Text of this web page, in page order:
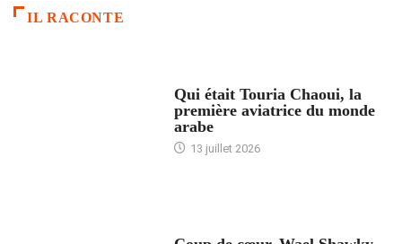
IL RACONTE
Qui était Touria Chaoui, la
première aviatrice du monde
arabe
13 juillet 2026